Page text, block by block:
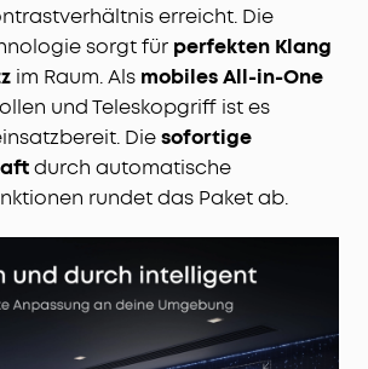
ganz automatisch:Autofokus,
Bildanpassung,
Zoom, 25°-Micro-Gimbal
und Umgebungsfarbanpassung
Sekunden das perfekte Bild.
erreicht. Die
sorgt für perfekten Klang
im Raum. Als mobiles All-in-One
und Teleskopgriff ist es
Diesofortige
durch automatische
rundet das Paket ab.